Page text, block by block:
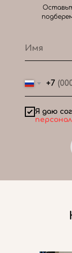
+7
Я даю